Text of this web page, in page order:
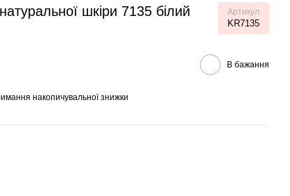
шкіри 7135 білий Артикул
KR7135
В бажання
накопичувальної знижки